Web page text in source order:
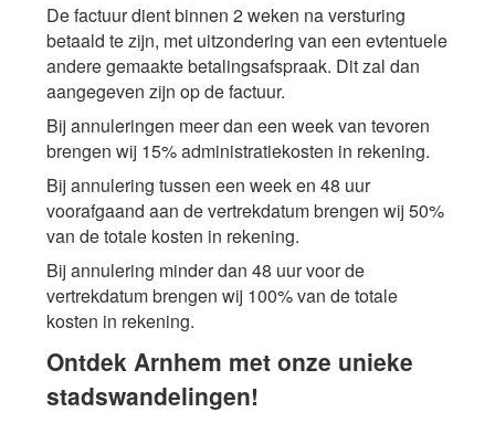
De factuur dient binnen 2 weken na versturing
betaald te zijn, met uitzondering van een evtentuele
andere gemaakte betalingsafspraak. Dit zal dan
aangegeven zijn op de factuur.
Bij annuleringen meer dan een week van tevoren
brengen wij 15% administratiekosten in rekening.
Bij annulering tussen een week en 48 uur
voorafgaand aan de vertrekdatum brengen wij 50%
van de totale kosten in rekening.
Bij annulering minder dan 48 uur voor de
vertrekdatum brengen wij 100% van de totale
kosten in rekening.
Ontdek Arnhem met onze unieke
stadswandelingen!